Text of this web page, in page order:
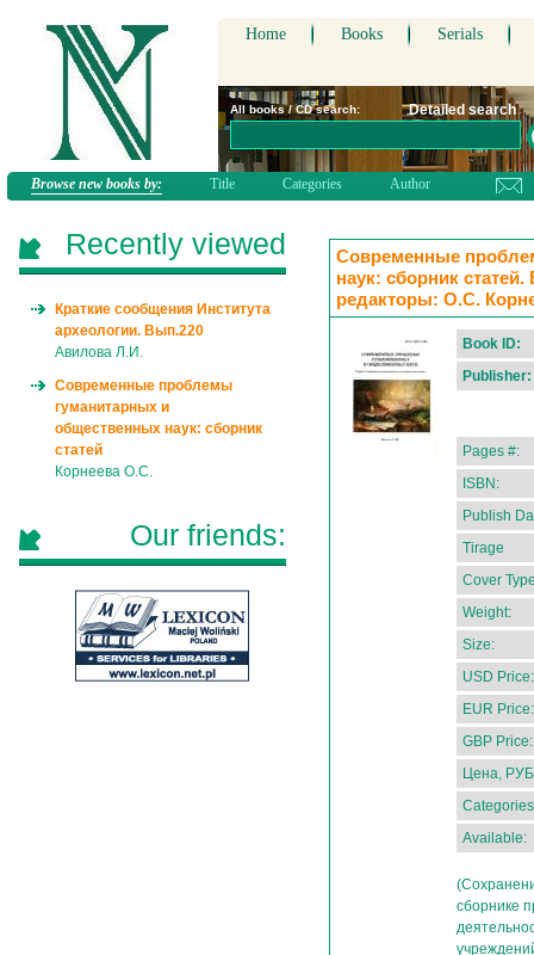
Home Books Serials
All books / CD search: Detailed search
Browse new books by: Title Categories Author
Современные
наук: сборник
редакторы: О.С.
Book ID:
Publisher:
Pages #:
ISBN:
Publish
Tirage
Cover
Weight:
Size:
USD Price:
EUR Price:
GBP Price:
Цена,
Available:
сборнике
Recently viewed
Краткие сообщения Института
археологии. Вып.220
Авилова Л.И.
Современные проблемы
гуманитарных и
общественных наук: сборник
статей
Корнеева О.С.
Our friends: